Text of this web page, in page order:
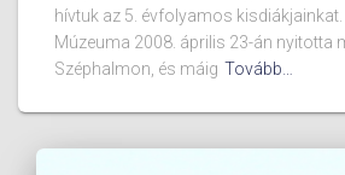
hívtuk az 5. évfolyamos
Múzeuma 2008. április 23-án nyitotta
Széphalmon, és máig Tovább…